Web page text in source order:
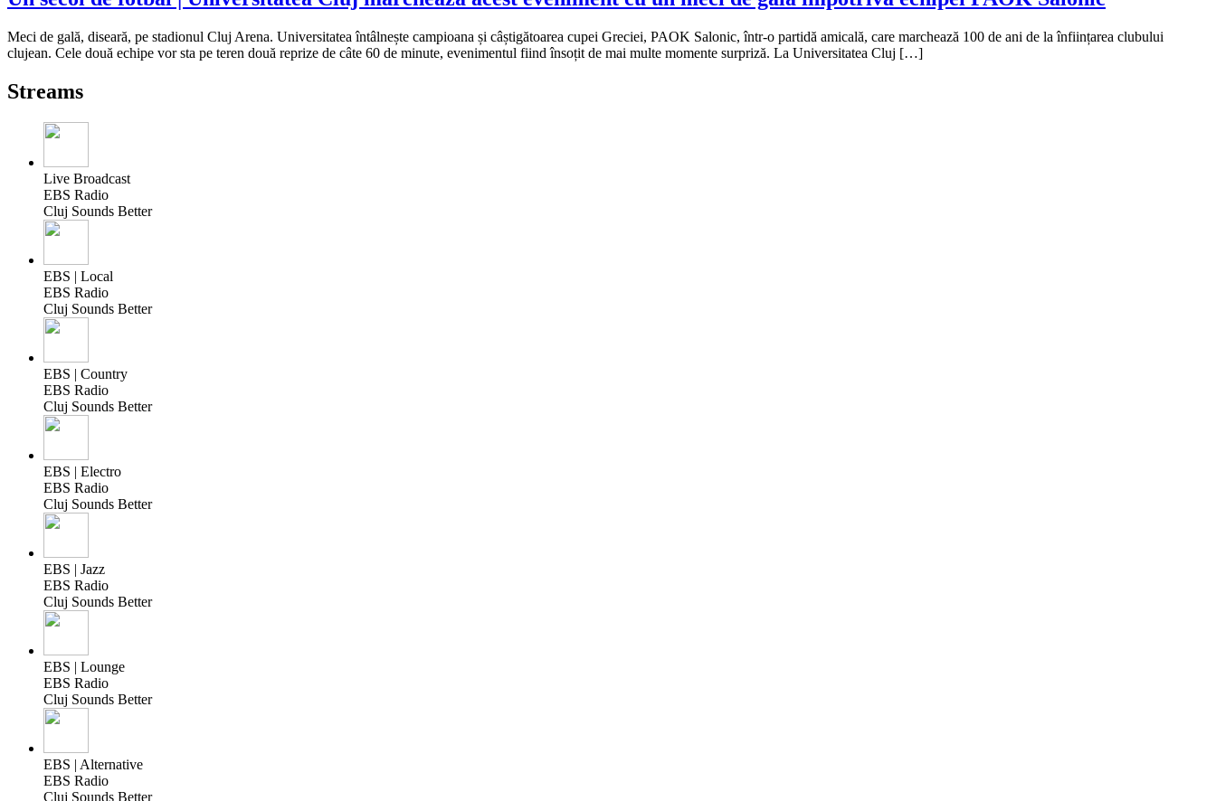
Meci de gală, diseară, pe stadionul Cluj Arena. Universitatea întâlnește campioana și câștigătoarea cupei Greciei, PAOK Salonic, într-o partidă amicală, care marchează 100 de ani de la înființarea clubului
clujean. Cele două echipe vor sta pe teren două reprize de câte 60 de minute, evenimentul fiind însoțit de mai multe momente surpriză. La Universitatea Cluj […]
Streams
Live Broadcast
EBS Radio
Cluj Sounds Better
EBS | Local
EBS Radio
Cluj Sounds Better
EBS | Country
EBS Radio
Cluj Sounds Better
EBS | Electro
EBS Radio
Cluj Sounds Better
EBS | Jazz
EBS Radio
Cluj Sounds Better
EBS | Lounge
EBS Radio
Cluj Sounds Better
EBS | Alternative
EBS Radio
Cluj Sounds Better